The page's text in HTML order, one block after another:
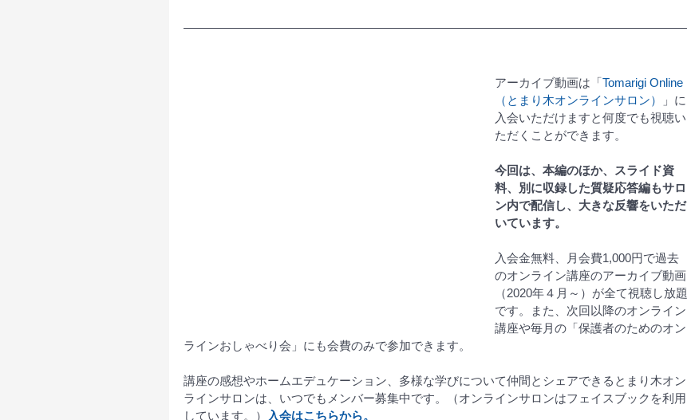
アーカイブ動画は「Tomarigi Online
（とまり木オンラインサロン）
」に
入会いただけますと何度でも視聴い
ただくことができます。
今回は、本編のほか、スライド資
料、別に収録した質疑応答編もサロ
ン内で配信し、大きな反響をいただ
いています。
入会金無料、月会費1,000円で過去
のオンライン講座のアーカイブ動画
（2020年４月～）が全て視聴し放題
です。また、次回以降のオンライン
講座や毎月の「保護者のためのオン
ラインおしゃべり会」にも会費のみで参加できます。
講座の感想やホームエデュケーション、多様な学びについて仲間とシェアできるとまり木オン
ラインサロンは、いつでもメンバー募集中です。（オンラインサロンはフェイスブックを利用
しています。）
入会はこちらから。